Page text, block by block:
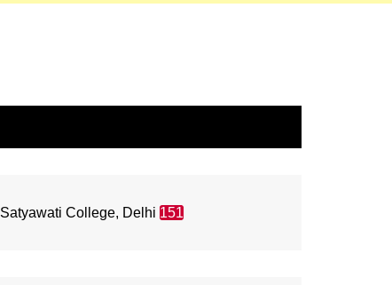
Satyawati College, Delhi 151